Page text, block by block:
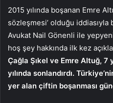
2015 yılında boşanan Emre
sözleşmesi’ olduğu
Avukat Nail Gönenli ile
hoş şey hakkında ilk kez
Çağla Şıkel ve Emre Altuğ, 7
yılında sonlandırdı.
yer alan çiftin boşanması